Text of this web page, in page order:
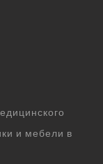
и мебели в